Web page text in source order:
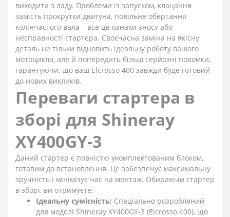
виходити з ладу. Проблеми із запуском, клацання
замість прокрутки двигуна, повільне обертання
колінчастого вала – все це ознаки зносу або
несправності стартера. Своєчасна заміна на якісну
деталь не тільки відновить ідеальну роботу вашого
мотоцикла, але й попередить більш серйозні поломки,
гарантуючи, що ваш Elcrosso 400 завжди буде готовий
до нових викликів.
Переваги стартера в
зборі для Shineray
XY400GY-3
Даний стартер є повністю укомплектованим блоком,
готовим до встановлення. Це забезпечує максимальну
зручність і мінімізує час на монтаж. Обираючи стартер
в зборі, ви отримуєте:
Ідеальну сумісність: Спеціально розроблений
для моделі Shineray XY400GY-3 (Elcrosso 400), що